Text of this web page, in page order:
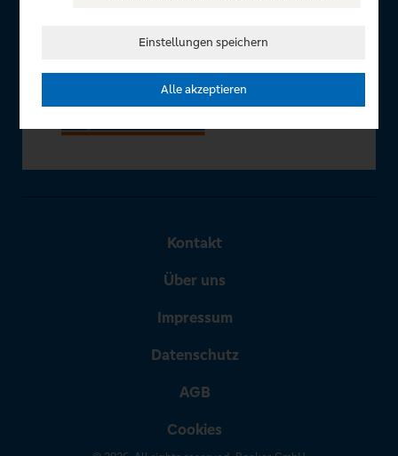
In Zusammenarbeit mit
Kontakt
Über uns
Impressum
Datenschutz
AGB
Cookies
Einstellungen speichern
Alle akzeptieren